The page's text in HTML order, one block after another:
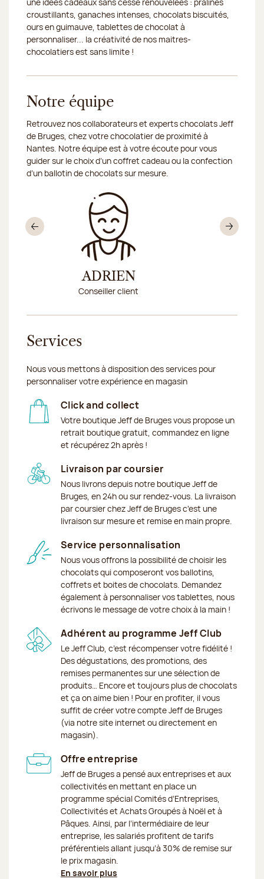
croustillants, ganaches intenses, chocolats biscuités,
ours en guimauve, tablettes de chocolat à
personnaliser... la créativité de nos maitres-
chocolatiers est sans limite !
Notre équipe
Retrouvez nos collaborateurs et experts chocolats Jeff
de Bruges, chez votre chocolatier de proximité à
Nantes. Notre équipe est à votre écoute pour vous
guider sur le choix d’un coffret cadeau ou la confection
d’un ballotin de chocolats sur mesure.
ADRIEN
Conseiller client
Précédent
Services
Nous vous mettons à disposition des services pour
personnaliser votre expérience en magasin
Click and collect
Votre boutique Jeff de Bruges vous propose un
retrait boutique gratuit, commandez en ligne
et récupérez 2h après !
Livraison par coursier
Nous livrons depuis notre boutique Jeff de
Bruges, en 24h ou sur rendez-vous. La livraison
par coursier chez Jeff de Bruges c'est une
livraison sur mesure et remise en main propre.
Service personnalisation
Nous vous offrons la possibilité de choisir les
chocolats qui composeront vos ballotins,
coffrets et boites de chocolats. Demandez
également à personnaliser vos tablettes, nous
écrivons le message de votre choix à la main !
Adhérent au programme Jeff Club
Le Jeff Club, c’est récompenser votre fidélité !
Des dégustations, des promotions, des
remises permanentes sur une sélection de
produits… Encore et toujours plus de chocolats
et ça on aime bien ! Pour en profiter, il vous
suffit de créer votre compte Jeff de Bruges
(via notre site internet ou directement en
magasin).
Offre entreprise
Jeff de Bruges a pensé aux entreprises et aux
collectivités en mettant en place un
programme spécial Comités d’Entreprises,
Collectivités et Achats Groupés à Noël et à
Pâques. Ainsi, par l’intermédiaire de leur
entreprise, les salariés profitent de tarifs
préférentiels allant jusqu’à 30% de remise sur
le prix magasin.
En savoir plus